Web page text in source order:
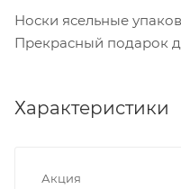
Носки ясельные
Прекрасный подарок
Характеристики
Акция